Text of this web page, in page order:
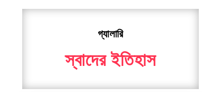
গ্যালারি
স্বাদের ইতিহাস